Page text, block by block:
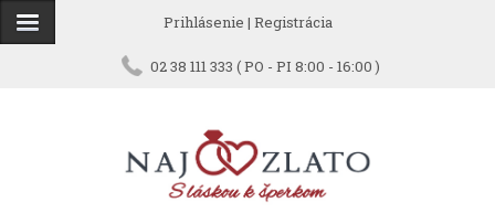
Prihlásenie | Registrácia
02 38 111 333 ( PO - PI 8:00 - 16:00 )